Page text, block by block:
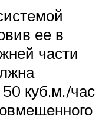
ее в
части
куб.м./час